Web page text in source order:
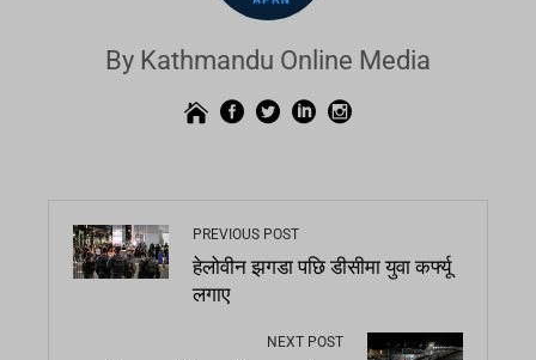
By Kathmandu Online Media
PREVIOUS POST
हेलोवीन झगडा पछि डीसीमा युवा कर्फ्यू
लगाए
NEXT POST